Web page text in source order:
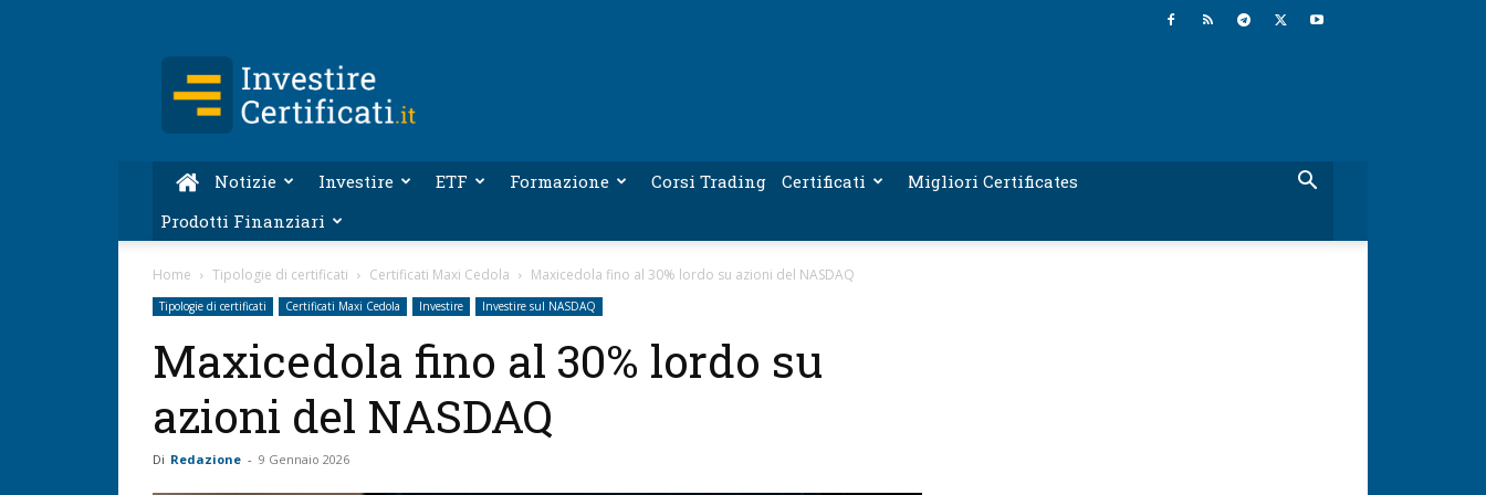
Certificati.it
Notizie Investire ETF Formazione Corsi Trading Certificati
Migliori Certificates
Prodotti Finanziari
Home Tipologie di certificati Certificati Maxi Cedola Maxicedola fino al 30% lordo su azioni del NASDAQ
Tipologie di certificati Certificati Maxi Cedola Investire Investire sul NASDAQ
Maxicedola fino al 30% lordo su
azioni del NASDAQ
Di Redazione - 9 Gennaio 2026